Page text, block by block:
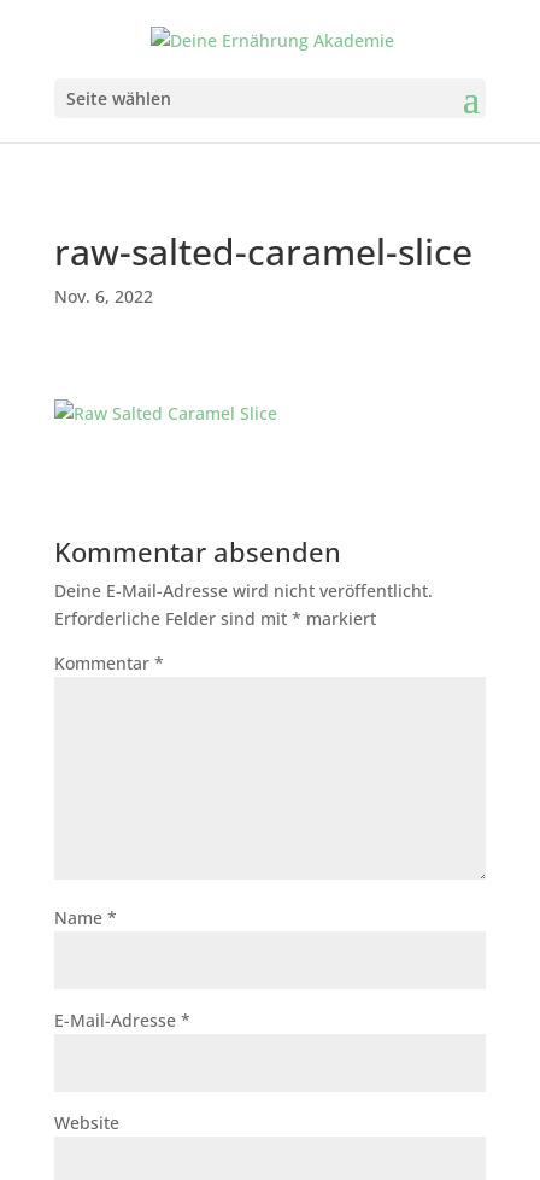
Seite wählen
raw-salted-caramel-slice
Nov. 6, 2022
Kommentar absenden
Deine E-Mail-Adresse wird nicht veröffentlicht.
Erforderliche Felder sind mit * markiert
Kommentar *
Name *
E-Mail-Adresse *
Website